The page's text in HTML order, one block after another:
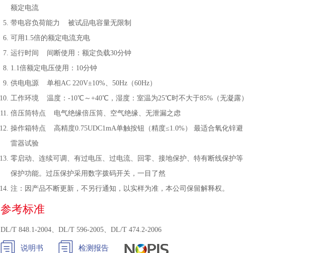
额定电流
带电容负荷能力 被试品电容量无限制
可用1.5倍的额定电流充电
运行时间 间断使用：额定负载30分钟
1.1倍额定电压使用：10分钟
供电电源 单相AC 220V±10%、50Hz（60Hz）
工作环境 温度：-10℃～+40℃，湿度：室温为25℃时不大于85%（无凝露）
倍压筒特点 电气绝缘倍压筒、空气绝缘、无泄漏之虑
操作箱特点 高精度0.75UDC1mA单触按钮（精度≤1.0%） 最适合氧化锌避
雷器试验
零启动、连续可调、有过电压、过电流、回零、接地保护、特有断线保护等
保护功能。过压保护采用数字拨码开关，一目了然
注：因产品不断更新，不另行通知，以实样为准，本公司保留解释权。
参考标准
DL/T 848.1-2004、DL/T 596-2005、DL/T 474.2-2006
 说明书  检测报告